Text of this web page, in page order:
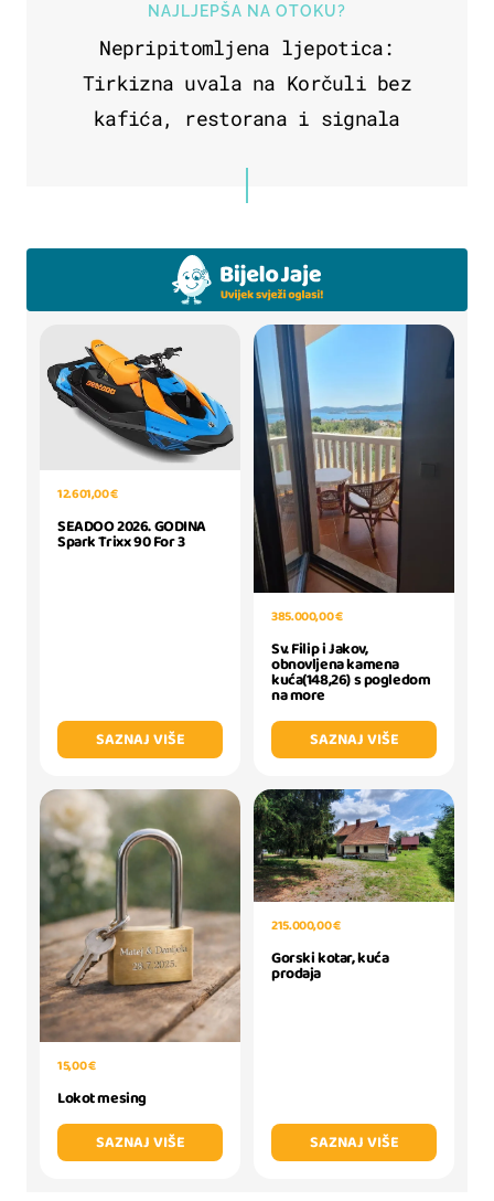
NAJLJEPŠA NA OTOKU?
Nepripitomljena ljepotica:
Tirkizna uvala na Korčuli bez
kafića, restorana i signala
12.601,00 €
SEADOO 2026. GODINA
Spark Trixx 90 For 3
SAZNAJ VIŠE
385.000,00 €
Sv. Filip i Jakov,
obnovljena kamena
kuća(148,26) s pogledom
na more
SAZNAJ VIŠE
15,00 €
Lokot mesing
SAZNAJ VIŠE
215.000,00 €
Gorski kotar, kuća
prodaja
SAZNAJ VIŠE